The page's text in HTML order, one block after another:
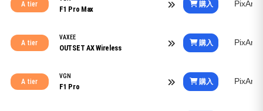
A tier
F1 Pro Max
購入 PixArt
A tier
VAXEE
OUTSET AX Wireless
購入 PixArt
A tier
VGN
F1 Pro
購入 PixArt